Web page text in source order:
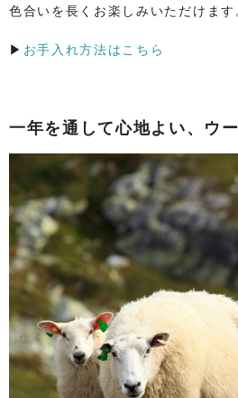
色合いを長くお楽しみいただけます
▶ お手入れ方法はこちら
一年を通して心地よい、ウ